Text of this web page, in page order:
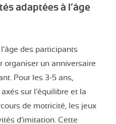
adaptées à l’âge
des participants
organiser un anniversaire
Pour les 3-5 ans,
sur l’équilibre et la
de motricité, les jeux
d’imitation. Cette